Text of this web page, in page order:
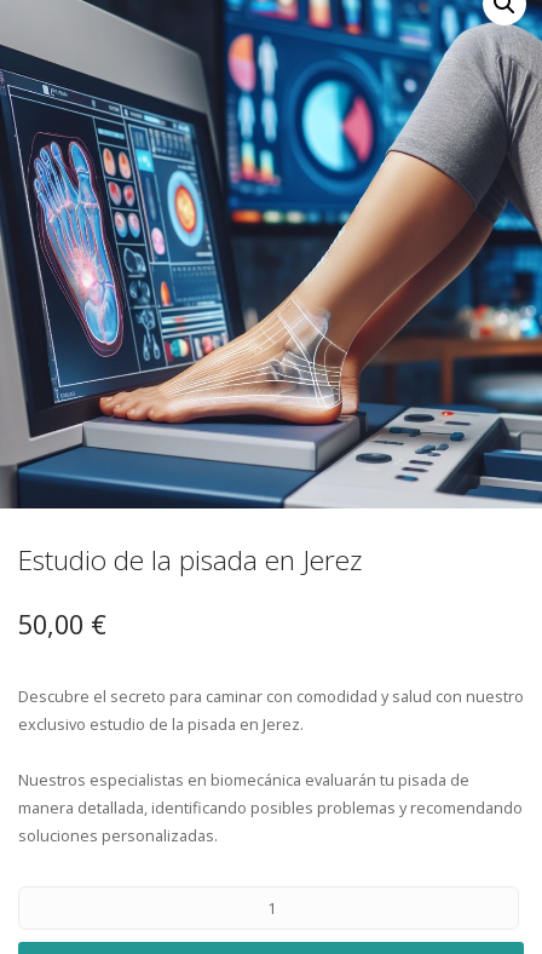
Estudio de la pisada en Jerez
50,00 €
Descubre el secreto para caminar con comodidad y salud con nuestro
exclusivo estudio de la pisada en Jerez.
Nuestros especialistas en biomecánica evaluarán tu pisada de
manera detallada, identificando posibles problemas y recomendando
soluciones personalizadas.